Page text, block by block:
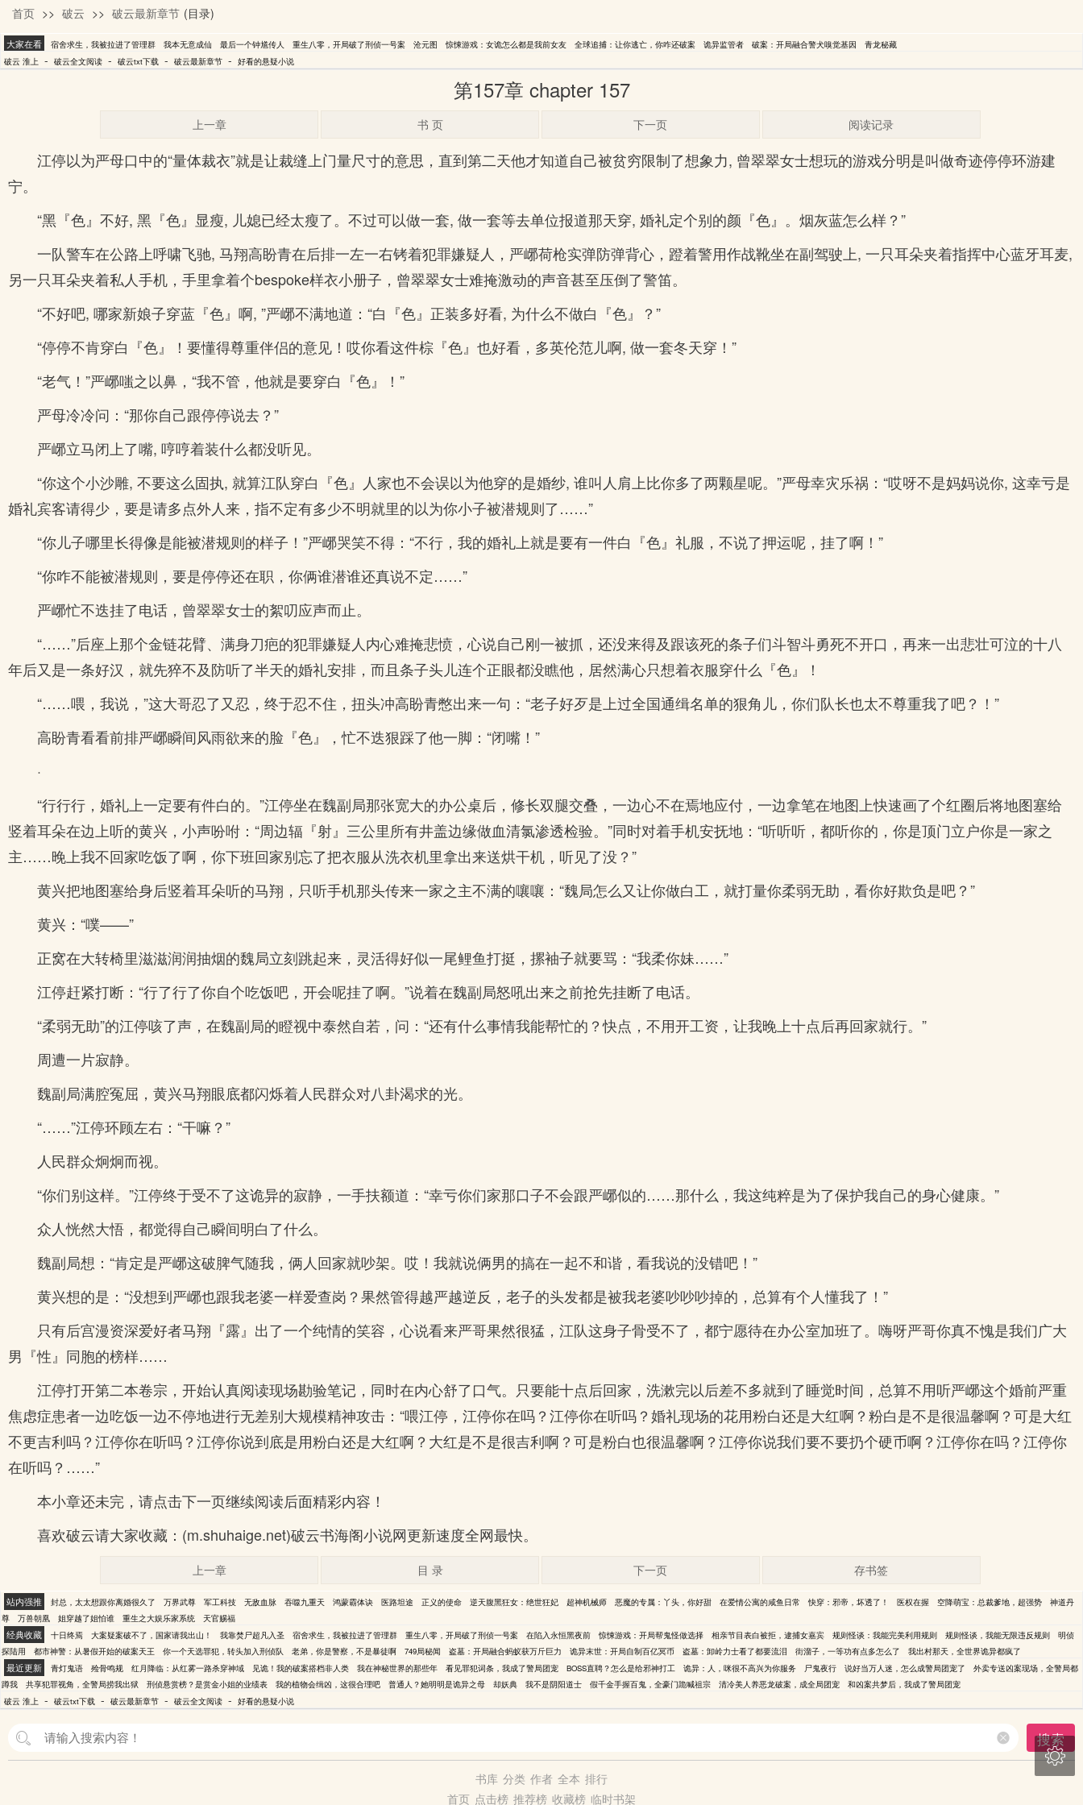
淮上
首页 >> 破云 >> 破云最新章节 (目录)
大家在看 宿舍求生，我被拉进了管理群 我本无意成仙 最后一个钟馗传人 重生八零，开局破了刑侦一号案 沧元图 惊悚游戏：女诡怎么都是我前女友 全球追捕：让你逃亡，你咋还破案 诡异监管者 破案：开局融合警犬嗅觉基因
青龙秘藏
破云 淮上 - 破云全文阅读 - 破云txt下载 - 破云最新章节 - 好看的悬疑小说
第157章 chapter 157
上一章 书 页 下一页 阅读记录
江停以为严母口中的“量体裁衣”就是让裁缝上门量尺寸的意思，直到第二天他才知道自己被贫穷限制了想象力, 曾翠翠女士想玩的游戏分明是叫做奇迹停停环游建
宁。
“黑『色』不好, 黑『色』显瘦, 儿媳已经太瘦了。不过可以做一套, 做一套等去单位报道那天穿, 婚礼定个别的颜『色』。烟灰蓝怎么样？”
一队警车在公路上呼啸飞驰, 马翔高盼青在后排一左一右铐着犯罪嫌疑人，严峫荷枪实弹防弹背心，蹬着警用作战靴坐在副驾驶上, 一只耳朵夹着指挥中心蓝牙耳麦,
另一只耳朵夹着私人手机，手里拿着个bespoke样衣小册子，曾翠翠女士难掩激动的声音甚至压倒了警笛。
“不好吧, 哪家新娘子穿蓝『色』啊, ”严峫不满地道：“白『色』正装多好看, 为什么不做白『色』？”
“停停不肯穿白『色』！要懂得尊重伴侣的意见！哎你看这件棕『色』也好看，多英伦范儿啊, 做一套冬天穿！”
“老气！”严峫嗤之以鼻，“我不管，他就是要穿白『色』！”
严母冷冷问：“那你自己跟停停说去？”
严峫立马闭上了嘴, 哼哼着装什么都没听见。
“你这个小沙雕, 不要这么固执, 就算江队穿白『色』人家也不会误以为他穿的是婚纱, 谁叫人肩上比你多了两颗星呢。”严母幸灾乐祸：“哎呀不是妈妈说你, 这幸亏是
婚礼宾客请得少，要是请多点外人来，指不定有多少不明就里的以为你小子被潜规则了……”
“你儿子哪里长得像是能被潜规则的样子！”严峫哭笑不得：“不行，我的婚礼上就是要有一件白『色』礼服，不说了押运呢，挂了啊！”
“你咋不能被潜规则，要是停停还在职，你俩谁潜谁还真说不定……”
严峫忙不迭挂了电话，曾翠翠女士的絮叨应声而止。
“……”后座上那个金链花臂、满身刀疤的犯罪嫌疑人内心难掩悲愤，心说自己刚一被抓，还没来得及跟该死的条子们斗智斗勇死不开口，再来一出悲壮可泣的十八
年后又是一条好汉，就先猝不及防听了半天的婚礼安排，而且条子头儿连个正眼都没瞧他，居然满心只想着衣服穿什么『色』！
“……喂，我说，”这大哥忍了又忍，终于忍不住，扭头冲高盼青憋出来一句：“老子好歹是上过全国通缉名单的狠角儿，你们队长也太不尊重我了吧？！”
高盼青看看前排严峫瞬间风雨欲来的脸『色』，忙不迭狠踩了他一脚：“闭嘴！”
·
“行行行，婚礼上一定要有件白的。”江停坐在魏副局那张宽大的办公桌后，修长双腿交叠，一边心不在焉地应付，一边拿笔在地图上快速画了个红圈后将地图塞给
竖着耳朵在边上听的黄兴，小声吩咐：“周边辐『射』三公里所有井盖边缘做血清氯渗透检验。”同时对着手机安抚地：“听听听，都听你的，你是顶门立户你是一家之
主……晚上我不回家吃饭了啊，你下班回家别忘了把衣服从洗衣机里拿出来送烘干机，听见了没？”
黄兴把地图塞给身后竖着耳朵听的马翔，只听手机那头传来一家之主不满的嚷嚷：“魏局怎么又让你做白工，就打量你柔弱无助，看你好欺负是吧？”
黄兴：“噗——”
正窝在大转椅里滋滋润润抽烟的魏局立刻跳起来，灵活得好似一尾鲤鱼打挺，摞袖子就要骂：“我柔你妹……”
江停赶紧打断：“行了行了你自个吃饭吧，开会呢挂了啊。”说着在魏副局怒吼出来之前抢先挂断了电话。
“柔弱无助”的江停咳了声，在魏副局的瞪视中泰然自若，问：“还有什么事情我能帮忙的？快点，不用开工资，让我晚上十点后再回家就行。”
周遭一片寂静。
魏副局满腔冤屈，黄兴马翔眼底都闪烁着人民群众对八卦渴求的光。
“……”江停环顾左右：“干嘛？”
人民群众炯炯而视。
“你们别这样。”江停终于受不了这诡异的寂静，一手扶额道：“幸亏你们家那口子不会跟严峫似的……那什么，我这纯粹是为了保护我自己的身心健康。”
众人恍然大悟，都觉得自己瞬间明白了什么。
魏副局想：“肯定是严峫这破脾气随我，俩人回家就吵架。哎！我就说俩男的搞在一起不和谐，看我说的没错吧！”
黄兴想的是：“没想到严峫也跟我老婆一样爱查岗？果然管得越严越逆反，老子的头发都是被我老婆吵吵吵掉的，总算有个人懂我了！”
只有后宫漫资深爱好者马翔『露』出了一个纯情的笑容，心说看来严哥果然很猛，江队这身子骨受不了，都宁愿待在办公室加班了。嗨呀严哥你真不愧是我们广大
男『性』同胞的榜样……
江停打开第二本卷宗，开始认真阅读现场勘验笔记，同时在内心舒了口气。只要能十点后回家，洗漱完以后差不多就到了睡觉时间，总算不用听严峫这个婚前严重
焦虑症患者一边吃饭一边不停地进行无差别大规模精神攻击：“喂江停，江停你在吗？江停你在听吗？婚礼现场的花用粉白还是大红啊？粉白是不是很温馨啊？可是大红
不更吉利吗？江停你在听吗？江停你说到底是用粉白还是大红啊？大红是不是很吉利啊？可是粉白也很温馨啊？江停你说我们要不要扔个硬币啊？江停你在吗？江停你
在听吗？……”
本小章还未完，请点击下一页继续阅读后面精彩内容！
喜欢破云请大家收藏：(m.shuhaige.net)破云书海阁小说网更新速度全网最快。
上一章 目 录 下一页 存书签
站内强推 封总，太太想跟你离婚很久了 万界武尊 军工科技 无敌血脉 吞噬九重天 鸿蒙霸体诀 医路坦途 正义的使命 逆天腹黑狂女：绝世狂妃 超神机械师 恶魔的专属：丫头，你好甜 在爱情公寓的咸鱼日常 快穿：邪帝，坏透了！ 医权在握 空降萌宝：总裁爹地，超强势
神道丹
尊
万兽朝凰 姐穿越了姐怕谁 重生之大娱乐家系统 天官赐福
经典收藏 十日终焉 大案疑案破不了，国家请我出山！ 我靠焚尸超凡入圣 宿舍求生，我被拉进了管理群 重生八零，开局破了刑侦一号案 在陷入永恒黑夜前 惊悚游戏：开局帮鬼怪做选择 相亲节目表白被拒，逮捕女嘉宾 规则怪谈：我能完美利用规则 规则怪谈，我能无限违反规则
明侦
探陆用
都市神警：从暑假开始的破案天王 你一个天选罪犯，转头加入刑侦队 老弟，你是警察，不是暴徒啊 749局秘闻 盗墓：开局融合蚂蚁获万斤巨力 诡异末世：开局自制百亿冥币 盗墓：卸岭力士看了都要流泪 街溜子，一等功有点多怎么了 我出村那天，全世界诡异都疯了
最近更新 青灯鬼语 殓骨鸣规 红月降临：从红雾一路杀穿神域 见诡！我的破案搭档非人类 我在神秘世界的那些年 看见罪犯词条，我成了警局团宠 BOSS直聘？怎么是给邪神打工 诡异：人，咪很不高兴为你服务 尸鬼夜行 说好当万人迷，怎么成警局团宠了
外卖专送凶案现场，全警局都
蹲我
共享犯罪视角，全警局捞我出狱 刑侦悬赏榜？是赏金小姐的业绩表 我的植物会缉凶，这很合理吧 普通人？她明明是诡异之母 却妖典 我不是阴阳道士 假千金手握百鬼，全豪门跪喊祖宗 清冷美人养恶龙破案，成全局团宠
和凶案共梦后，我成了警局团宠
破云 淮上 - 破云txt下载 - 破云最新章节 - 破云全文阅读 - 好看的悬疑小说
搜索
书库 分类 作者 全本 排行
首页 点击榜 推荐榜 收藏榜 临时书架
